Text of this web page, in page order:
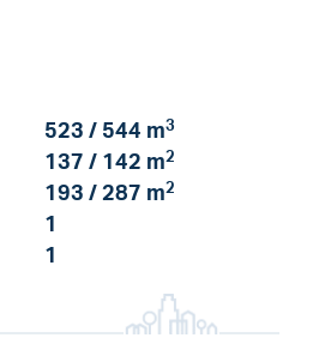
523 / 544 m3
137 / 142 m2
193 / 287 m2
1
1